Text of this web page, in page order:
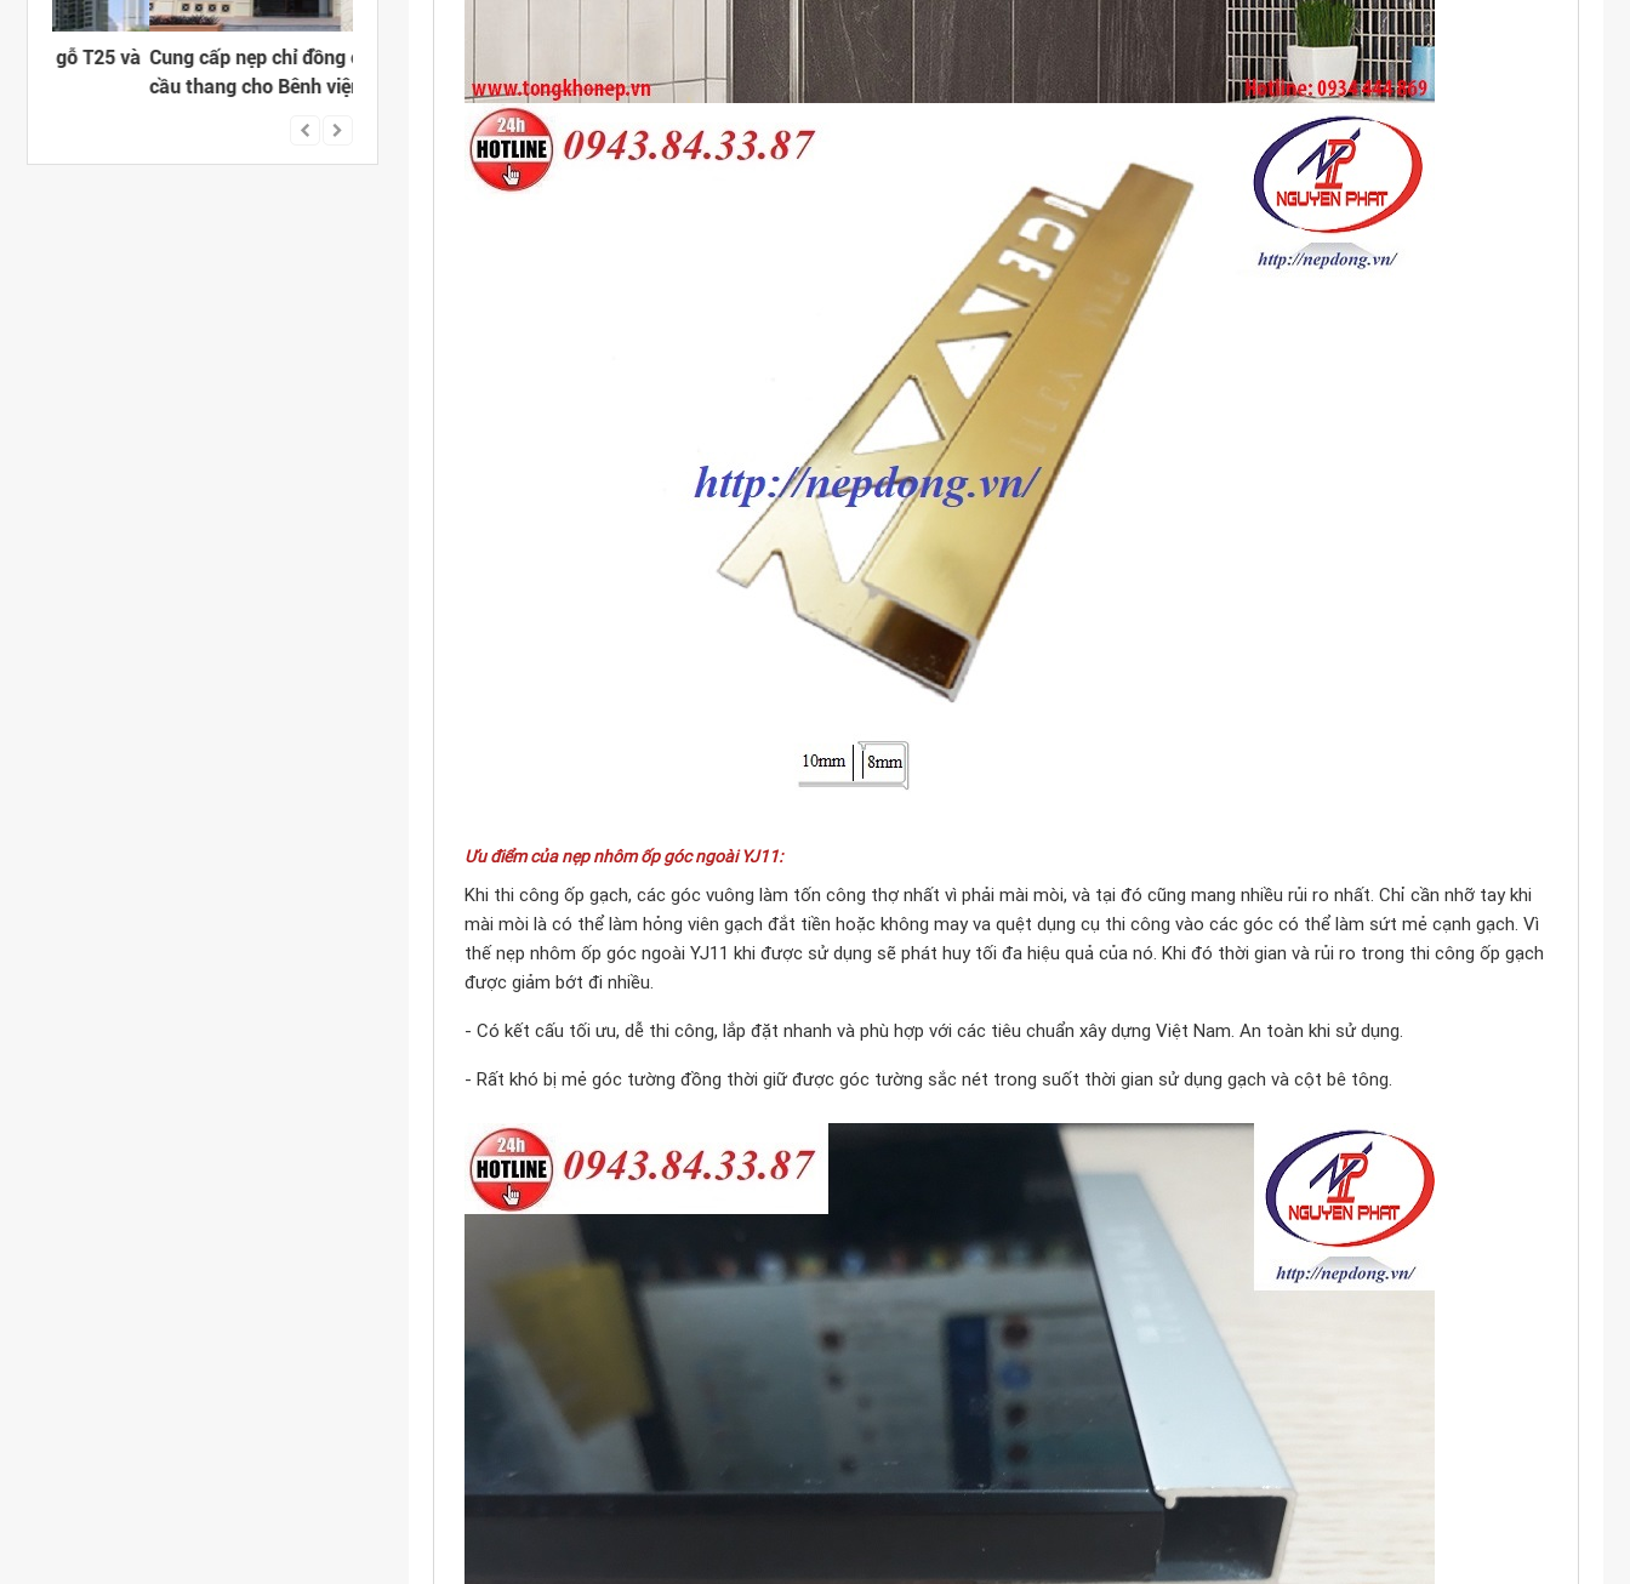
Cung cấp nẹp chỉ đồng chống trơn
cầu thang cho Bênh viện Y học Cổ
CHO DỰ ÁN VĂN PHÒNG VÀ NHÀ
Ở CAO CẤP HAPULICO
CUNG CẤP NẸP ỐP GÓC CHỮ V
TẠI BÊNH BIỆN TAI - MŨI - HỌNG
Ưu điểm của nẹp nhôm ốp góc ngoài YJ11:
Khi thi công ốp gạch, các góc vuông làm tốn công thợ nhất vì phải mài mòi, và tại đó cũng mang nhiều rủi ro nhất. Chỉ cần nhỡ tay khi
mài mòi là có thể làm hỏng viên gạch đắt tiền hoặc không may va quệt dụng cụ thi công vào các góc có thể làm sứt mẻ cạnh gạch. Vì
thế nẹp nhôm ốp góc ngoài YJ11 khi được sử dụng sẽ phát huy tối đa hiệu quả của nó. Khi đó thời gian và rủi ro trong thi công ốp gạch
được giảm bớt đi nhiều.
- Có kết cấu tối ưu, dễ thi công, lắp đặt nhanh và phù hợp với các tiêu chuẩn xây dựng Việt Nam. An toàn khi sử dụng.
- Rất khó bị mẻ góc tường đồng thời giữ được góc tường sắc nét trong suốt thời gian sử dụng gạch và cột bê tông.